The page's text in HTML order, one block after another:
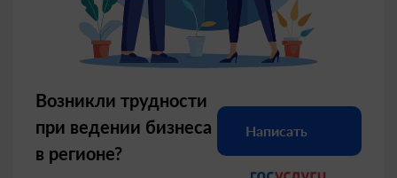
государственной поддержки. В реестре
получателей грантов - четыре кинозала
Ивановской области.
Возникли трудности
при ведении бизнеса
в регионе?
Написать